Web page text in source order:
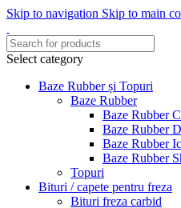
Skip to navigation Skip to main
Select category
Baze Rubber și Topuri
Baze Rubber
Baze Rubber
Baze Rubber
Baze Rubber
Baze Rubber
Topuri
Bituri / capete pentru freza
Bituri freza carbid